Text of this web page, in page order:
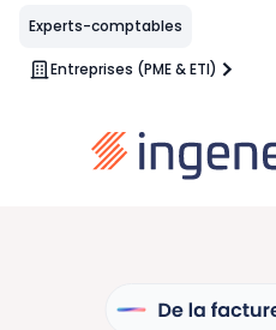
Experts-comptables
Entreprises (PME & ETI)